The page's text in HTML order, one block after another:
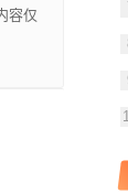
容仅